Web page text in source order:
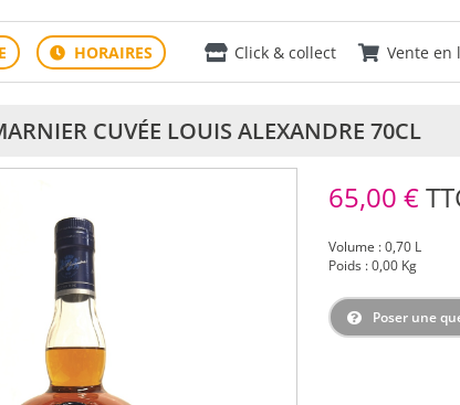
Click & collect Vente en
CUVÉE LOUIS ALEXANDRE 70CL
65,00 €
Volume : 0,70 L
Poids : 0,00 Kg
Poser une